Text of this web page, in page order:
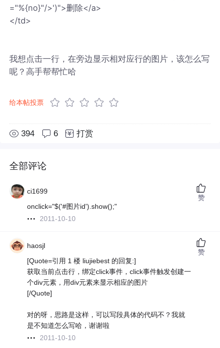
="%{no}"/>')">删除</a>
</td>
我想点击一行，在旁边显示相对应行的图片，该怎么写
呢？高手帮帮忙哈
给本帖投票
394 6 打赏
全部评论
ci1699
onclick="$('#图片id').show();"
2011-10-10
赞
haosjl
[Quote=引用 1 楼 liujiebest 的回复:]
获取当前点击行，绑定click事件，click事件触发创建一
个div元素，用div元素来显示相应的图片
[/Quote]
对的呀，思路是这样，可以写段具体的代码不？我就
是不知道怎么写哈，谢谢啦
2011-10-10
赞